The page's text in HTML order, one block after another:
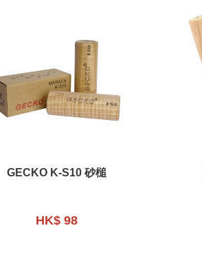
GECKO K-S10 砂槌
HK$ 98